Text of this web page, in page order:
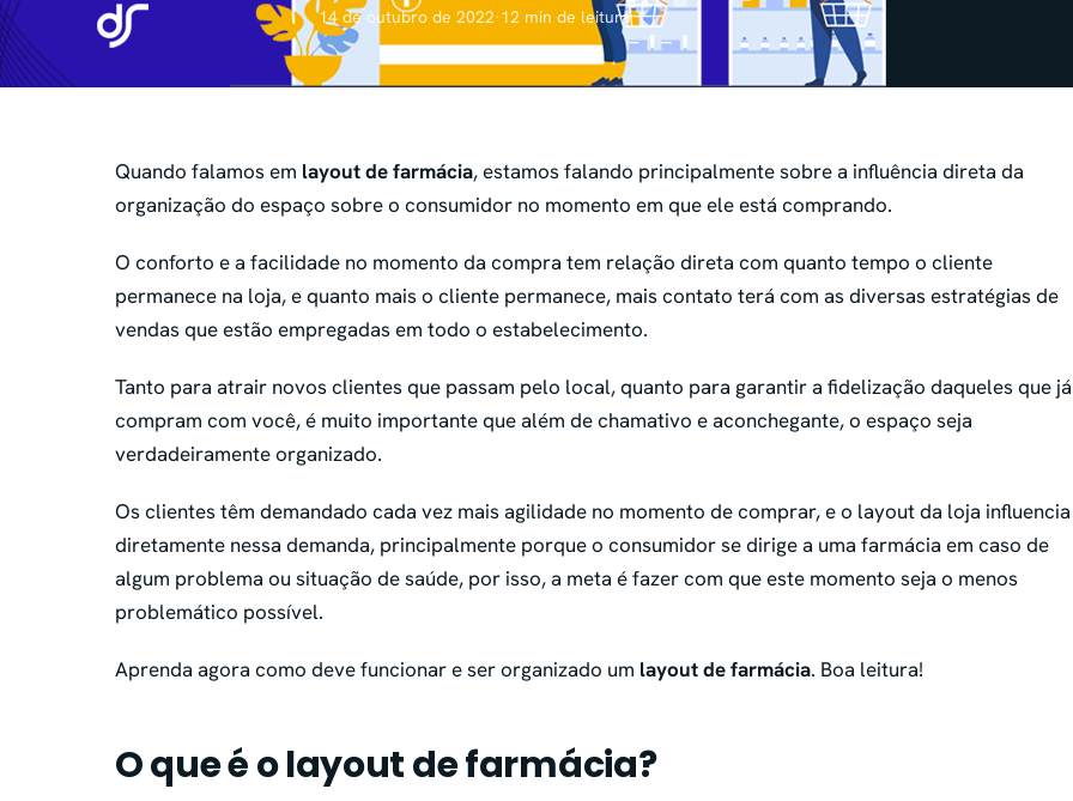
14 de outubro de 2022·12 min de leitura
Quando falamos em layout de farmácia, estamos falando principalmente sobre a influência direta da
organização do espaço sobre o consumidor no momento em que ele está comprando.
O conforto e a facilidade no momento da compra tem relação direta com quanto tempo o cliente
permanece na loja, e quanto mais o cliente permanece, mais contato terá com as diversas estratégias de
vendas que estão empregadas em todo o estabelecimento.
Tanto para atrair novos clientes que passam pelo local, quanto para garantir a fidelização daqueles que já
compram com você, é muito importante que além de chamativo e aconchegante, o espaço seja
verdadeiramente organizado.
Os clientes têm demandado cada vez mais agilidade no momento de comprar, e o layout da loja influencia
diretamente nessa demanda, principalmente porque o consumidor se dirige a uma farmácia em caso de
algum problema ou situação de saúde, por isso, a meta é fazer com que este momento seja o menos
problemático possível.
Aprenda agora como deve funcionar e ser organizado um layout de farmácia. Boa leitura!
O que é o layout de farmácia?